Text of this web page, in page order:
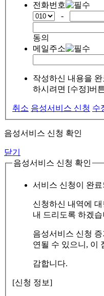
전화번호
-
동의
메일주소
작성하신 내용을
하시려면 [수정]버
취소 음성서비스 신청 수
음성서비스 신청 확인
닫기
음성서비스 신청 확인
서비스 신청이 완
신청하신 내역에
내 드리도록 하겠습
음성서비스 신청
연될 수 있으니, 이
감합니다.
[신청 정보]